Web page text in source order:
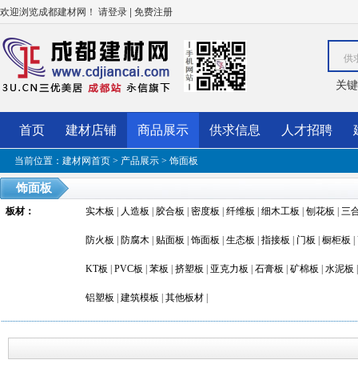
欢迎浏览成都建材网！ 请登录 | 免费注册
供
关
首页 建材店铺 商品展示 供求信息 人才招聘
当前位置： 建材网首页 > 产品展示 > 饰面板
饰面板
板材： 实木板 人造板 胶合板 密度板 纤维板 细木工板 刨花板 三
防火板 防腐木 贴面板 饰面板 生态板 指接板 门板 橱柜板
KT板 PVC板 苯板 挤塑板 亚克力板 石膏板 矿棉板 水泥板
铝塑板 建筑模板 其他板材